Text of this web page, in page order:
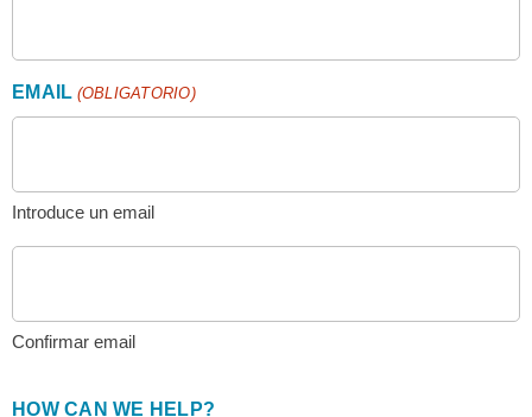
EMAIL (OBLIGATORIO)
Introduce un email
Confirmar email
HOW CAN WE HELP?